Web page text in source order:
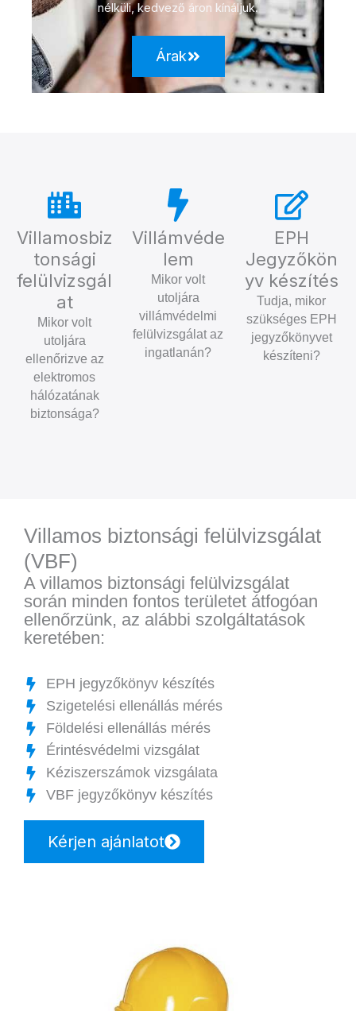
nélküli, kedvező áron kínáljuk.
Árak
Villamosbiz
tonsági
felülvizsgál
at
Mikor volt
utoljára
ellenőrizve az
elektromos
hálózatának
biztonsága?
Villámvéde
lem
Mikor volt
utoljára
villámvédelmi
felülvizsgálat az
ingatlanán?
EPH
Jegyzőkön
yv készítés
Tudja, mikor
szükséges EPH
jegyzőkönyvet
készíteni?
Villamos biztonsági felülvizsgálat
(VBF)
A villamos biztonsági felülvizsgálat
során minden fontos területet átfogóan
ellenőrzünk, az alábbi szolgáltatások
keretében:
EPH jegyzőkönyv készítés
Szigetelési ellenállás mérés
Földelési ellenállás mérés
Érintésvédelmi vizsgálat
Kéziszerszámok vizsgálata
VBF jegyzőkönyv készítés
Kérjen ajánlatot